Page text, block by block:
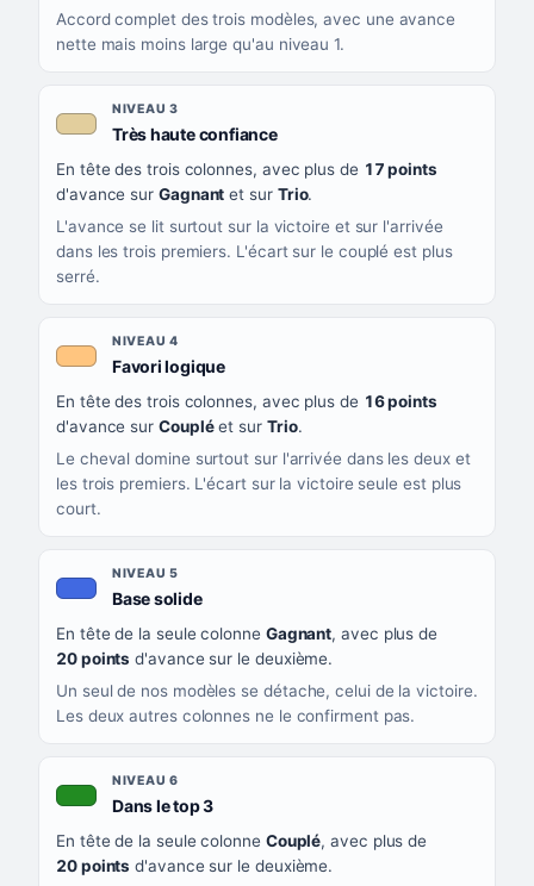
Accord complet des trois modèles, avec une avance
nette mais moins large qu'au niveau 1.
NIVEAU 3
Très haute confiance, couleur beige
En tête des trois colonnes, avec plus de 17 points
d'avance sur Gagnant et sur Trio.
L'avance se lit surtout sur la victoire et sur l'arrivée
dans les trois premiers. L'écart sur le couplé est plus
serré.
NIVEAU 4
Favori logique, couleur orange clair
En tête des trois colonnes, avec plus de 16 points
d'avance sur Coupléet sur Trio.
Le cheval domine surtout sur l'arrivée dans les deux et
les trois premiers. L'écart sur la victoire seule est plus
court.
NIVEAU 5
Base solide, couleur bleu roi
En tête de la seule colonne Gagnant, avec plus de
20 points d'avance sur le deuxième.
Un seul de nos modèles se détache, celui de la victoire.
Les deux autres colonnes ne le confirment pas.
NIVEAU 6
Dans le top 3, couleur verte
En tête de la seule colonne Couplé, avec plus de
20 points d'avance sur le deuxième.